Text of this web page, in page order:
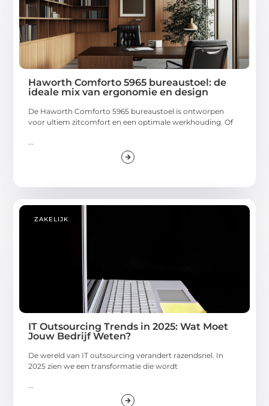
Haworth Comforto 5965 bureaustoel: de
ideale mix van ergonomie en design
De Haworth Comforto 5965 bureaustoel is ontworpen
voor ultiem zitcomfort en een optimale werkhouding. Of
ZAKELIJK
IT Outsourcing Trends in 2025: Wat Moet
Jouw Bedrijf Weten?
De wereld van IT outsourcing verandert razendsnel. In
2025 zien we een transformatie die wordt
...